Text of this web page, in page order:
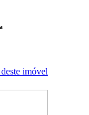
imóvel